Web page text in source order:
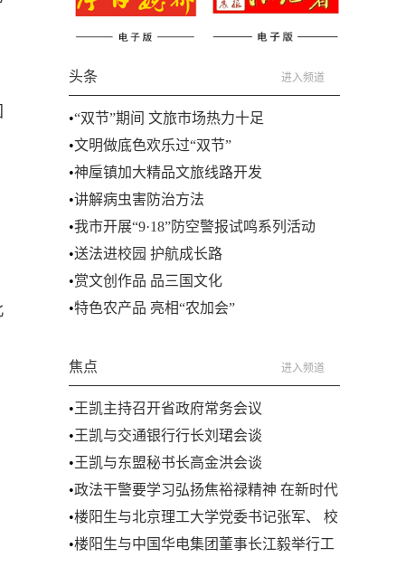
头条 进入频道
•“双节”期间 文旅市场热力十足
•文明做底色欢乐过“双节”
•神垕镇加大精品文旅线路开发
•讲解病虫害防治方法
•我市开展“9·18”防空警报试鸣系列活动
•送法进校园 护航成长路
•赏文创作品 品三国文化
•特色农产品 亮相“农加会”
焦点 进入频道
•王凯主持召开省政府常务会议
•王凯与交通银行行长刘珺会谈
•王凯与东盟秘书长高金洪会谈
•政法干警要学习弘扬焦裕禄精神 在新时代
新征程忠诚履职担当作为
•楼阳生与北京理工大学党委书记张军、 校
长龙腾举行工作会谈
•楼阳生与中国华电集团董事长江毅举行工